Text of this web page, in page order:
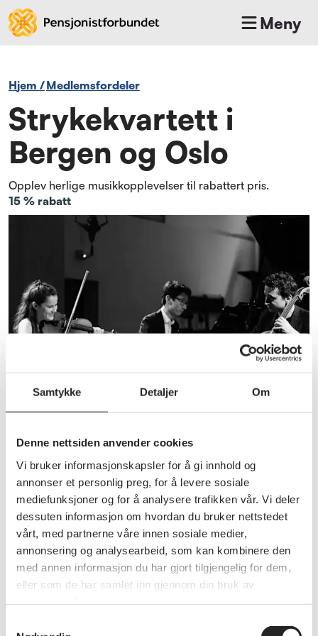
Samtykke Detaljer Om
Denne nettsiden anvender cookies
Vi bruker informasjonskapsler for å gi innhold og
annonser et personlig preg, for å levere sosiale
mediefunksjoner og for å analysere trafikken vår. Vi deler
dessuten informasjon om hvordan du bruker nettstedet
vårt, med partnerne våre innen sosiale medier,
annonsering og analysearbeid, som kan kombinere den
med annen informasjon du har gjort tilgjengelig for dem,
eller som de har samlet inn gjennom din bruk av
Meny
Hjem / medlemsfordeler
Strykekvartett i
Bergen og Oslo
Opplev herlige musikkopplevelser til rabattert pris.
15 % rabatt
Medlemsfordel
Med Oslo Quartet Series og Bergen
Kammermusikkforening kan du nyte herlige
musikkopplevelser i ærverdige omgivelser, med
strykekvartetter fra hele verden. Les mer om hver enkelt i
boksene under👇
Bergen Kammermusikkforening
Gir våre medlemmer 100 kroner i rabatt på